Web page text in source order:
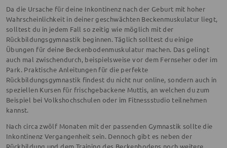
Da die Ursache für deine Inkontinenz nach der Geburt mit hoher
Wahrscheinlichkeit in deiner geschwächten Beckenmuskulatur liegt,
solltest du in jedem Fall so zeitig wie möglich mit der
Rückbildungsgymnastik beginnen. Täglich solltest du einige
Übungen für deine Beckenbodenmuskulatur machen. Das gelingt
auch mal zwischendurch, beispielsweise vor dem Fernseher oder im
Park. Praktische Anleitungen für die perfekte
Rückbildungsgymnastik findest du nicht nur online, sondern auch in
speziellen Kursen für frischgebackene Muttis, an welchen du zum
Beispiel bei Volkshochschulen oder im Fitnessstudio teilnehmen
kannst.
Nach circa zwölf Monaten mit der passenden Gymnastik sollte die
Inkontinenz Vergangenheit sein. Dennoch gibt es neben der